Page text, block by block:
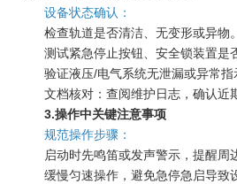
设备状态确认：
检查轨道是否清洁、无变形或异物。
测试紧急停止按钮、安全锁装置是否
验证液压/电气系统无泄漏或异常指
文档核对：查阅维护日志，确认近期
3.操作中关键注意事项
规范操作步骤：
启动时先鸣笛或发声警示，提醒周边
缓慢匀速操作，避免急停急启导致设